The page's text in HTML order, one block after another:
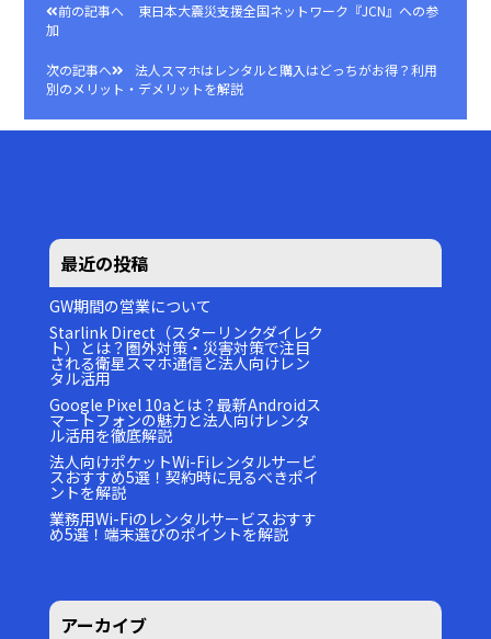
投
ナ
ゲ
ン
前の記事へ
東日本大震災支援全国ネットワーク『JCN』への参
加
次の記事へ
法人スマホはレンタルと購入はどっちがお得？利用
別のメリット・デメリットを解説
最近の投稿
GW期間の営業について
Starlink Direct（スターリンクダイレク
ト）とは？圏外対策・災害対策で注目
される衛星スマホ通信と法人向けレン
タル活用
Google Pixel 10aとは？最新Androidス
マートフォンの魅力と法人向けレンタ
ル活用を徹底解説
法人向けポケットWi-Fiレンタルサービ
スおすすめ5選！契約時に見るべきポイ
ントを解説
業務用Wi-Fiのレンタルサービスおすす
め5選！端末選びのポイントを解説
アーカイブ